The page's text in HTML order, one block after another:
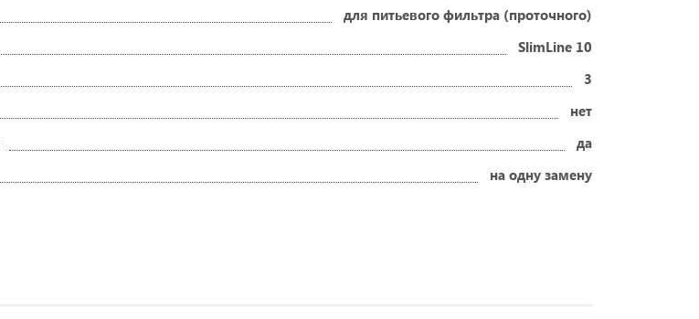
для питьевого фильтра (проточного)
SlimLine 10
3
нет
да
на одну замену